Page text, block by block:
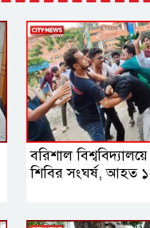
বরিশাল
শিবির সংঘর্ষ, আহত